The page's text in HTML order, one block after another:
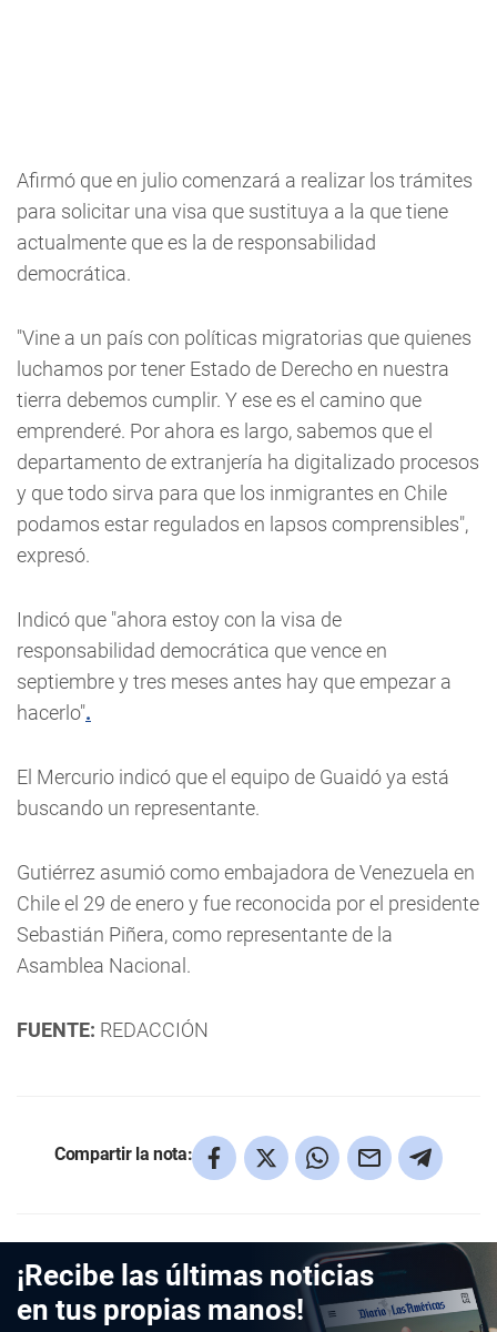
Afirmó que en julio comenzará a realizar los trámites
para solicitar una visa que sustituya a la que tiene
actualmente que es la de responsabilidad
democrática.
"Vine a un país con políticas migratorias que quienes
luchamos por tener Estado de Derecho en nuestra
tierra debemos cumplir. Y ese es el camino que
emprenderé. Por ahora es largo, sabemos que el
departamento de extranjería ha digitalizado procesos
y que todo sirva para que los inmigrantes en Chile
podamos estar regulados en lapsos comprensibles",
expresó.
Indicó que "ahora estoy con la visa de
responsabilidad democrática que vence en
septiembre y tres meses antes hay que empezar a
hacerlo".
El Mercurio indicó que el equipo de Guaidó ya está
buscando un representante.
Gutiérrez asumió como embajadora de Venezuela en
Chile el 29 de enero y fue reconocida por el presidente
Sebastián Piñera, como representante de la
Asamblea Nacional.
FUENTE: REDACCIÓN
Compartir la nota:
¡Recibe las últimas noticias
en tus propias manos!